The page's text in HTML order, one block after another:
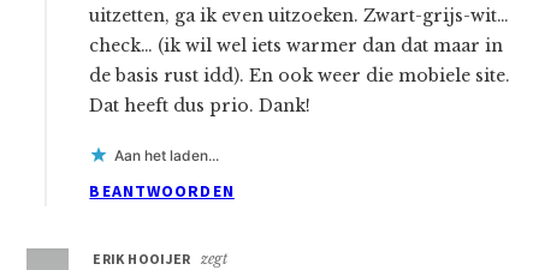
uitzetten, ga ik even uitzoeken. Zwart-grijs-wit…
check… (ik wil wel iets warmer dan dat maar in
de basis rust idd). En ook weer die mobiele site.
Dat heeft dus prio. Dank!
Aan het laden...
BEANTWOORDEN
ERIK HOOIJER zegt